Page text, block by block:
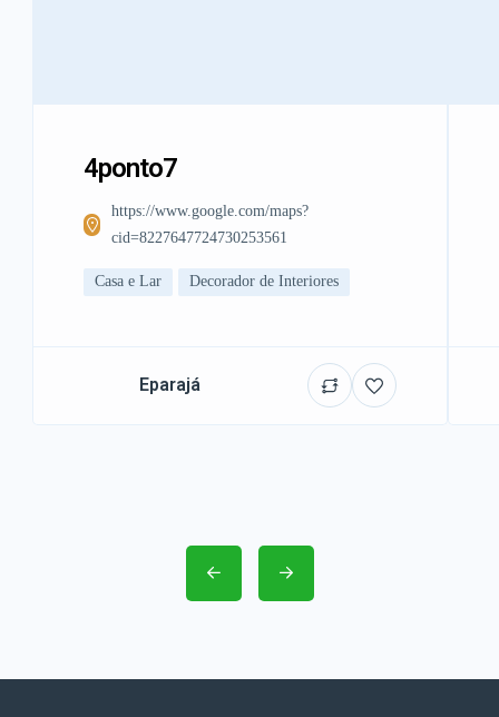
4ponto7
https://www.google.com/maps?
cid=8227647724730253561
Casa e Lar Decorador de Interiores
Eparajá